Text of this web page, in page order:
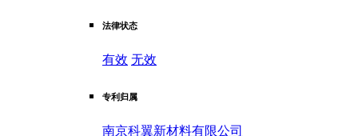
法律状态
有效 无效
专利归属
南京科翼新材料有限公司